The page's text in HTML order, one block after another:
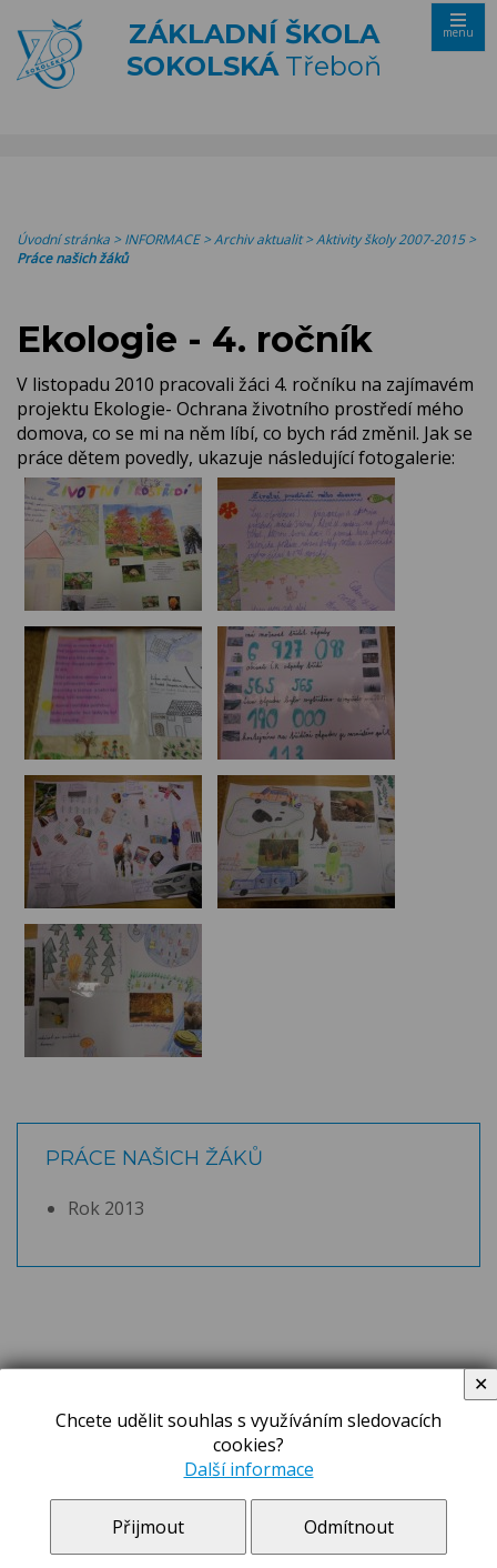
ZÁKLADNÍ ŠKOLA
SOKOLSKÁTřeboň
menu
Úvodní stránka >INFORMACE>Archiv aktualit>Aktivity školy 2007-2015>
Práce našich žáků
Ekologie - 4. ročník
V listopadu 2010 pracovali žáci 4. ročníku na zajímavém
projektu Ekologie- Ochrana životního prostředí mého
domova, co se mi na něm líbí, co bych rád změnil. Jak se
práce dětem povedly, ukazuje následující fotogalerie:
PRÁCE NAŠICH ŽÁKŮ
Rok 2013
ZPRÁVY A OZNÁMENÍ
Novinky Sokolská
více
Novinky Břilice
Chcete udělit souhlas s využíváním sledovacích
cookies?
Další informace
Přijmout Odmítnout
✕